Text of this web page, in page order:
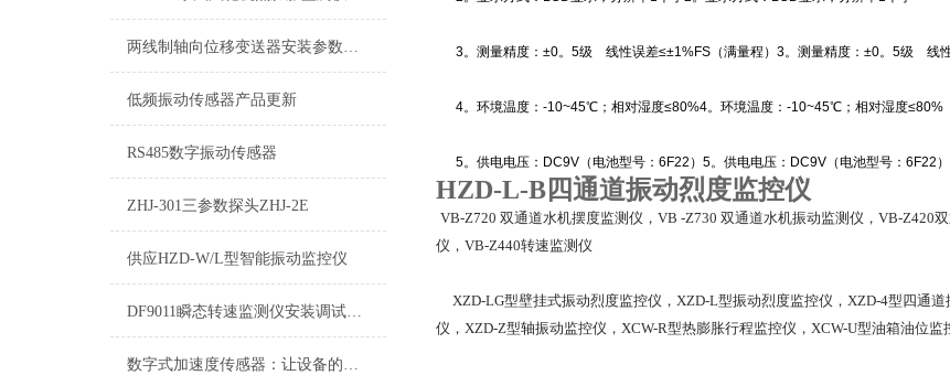
两线制轴向位移变送器安装参数说明
低频振动传感器产品更新
RS485数字振动传感器
ZHJ-301三参数探头ZHJ-2E
供应HZD-W/L型智能振动监控仪
DF9011瞬态转速监测仪安装调试免费指导
数字式加速度传感器：让设备的每一次颤动都有迹可循
3。测量精度：±0。5级 线性误差≤±1%FS（满量程）3。测量精度：±0。5级 线性
4。环境温度：-10~45℃；相对湿度≤80%4。环境温度：-10~45℃；相对湿度≤80%
5。供电电压：DC9V（电池型号：6F22）5。供电电压：DC9V（电池型号：6F22）
HZD-L-B四通道振动烈度监控仪
VB-Z720 双通道水机摆度监测仪，VB -Z730 双通道水机振动监测仪，VB-Z420
仪，VB-Z440转速监测仪
XZD-LG型壁挂式振动烈度监控仪，XZD-L型振动烈度监控仪，XZD-4型四通
仪，XZD-Z型轴振动监控仪，XCW-R型热膨胀行程监控仪，XCW-U型油箱油位